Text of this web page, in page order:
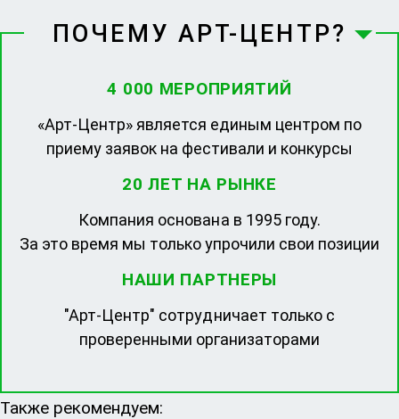
ПОЧЕМУ АРТ-ЦЕНТР?
4 000 МЕРОПРИЯТИЙ
«Арт-Центр» является единым центром по
приему заявок на фестивали и конкурсы
20 ЛЕТ НА РЫНКЕ
Компания основана в 1995 году.
За это время мы только упрочили свои позиции
НАШИ ПАРТНЕРЫ
"Арт-Центр" сотрудничает только с
проверенными организаторами
Также рекомендуем: